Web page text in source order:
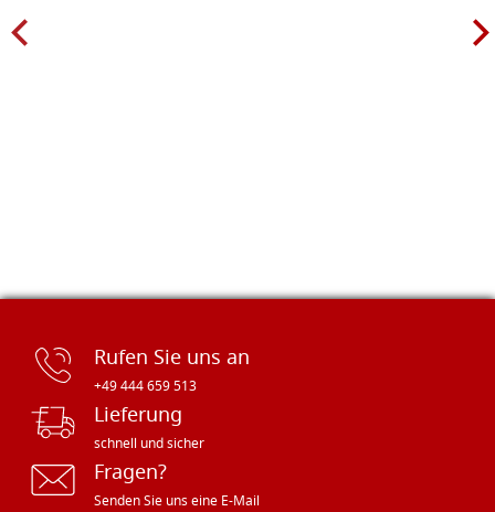
Rufen Sie uns an
+49 444 659 513
Lieferung
schnell und sicher
Fragen?
Senden Sie uns eine E-Mail